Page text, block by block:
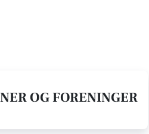
OG FORENINGER